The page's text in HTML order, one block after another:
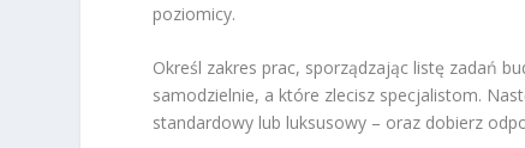
poziomicy.
Określ zakres prac, sporządzając listę zadań
samodzielnie, a które zlecisz specjalistom.
standardowy lub luksusowy – oraz dobierz